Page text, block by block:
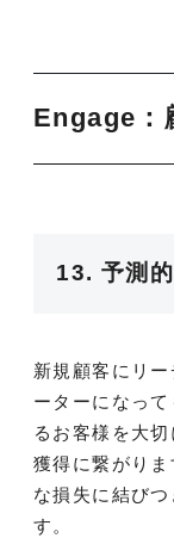
Engage：
13. 予測
新規顧客にリ
ーターになっ
るお客様を大
獲得に繋がり
な損失に結び
す。